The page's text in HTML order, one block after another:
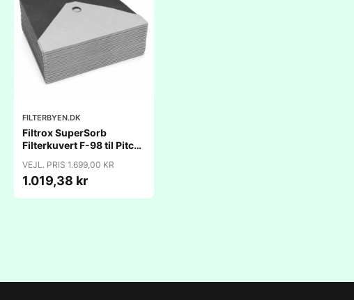
FILTERBYEN.DK
Filtrox SuperSorb
Filterkuvert F-98 til Pitco
30 stk
VEJL. PRIS 1.699,00 KR
1.019,38 kr